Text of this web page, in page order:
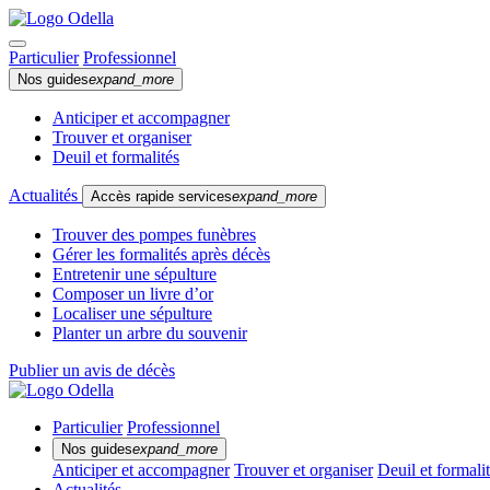
Particulier Professionnel
Nos guidesexpand_more
Anticiper et accompagner
Trouver et organiser
Deuil et formalités
Actualités Accès rapide servicesexpand_more
Trouver des pompes funèbres
Gérer les formalités après décès
Entretenir une sépulture
Composer un livre d’or
Localiser une sépulture
Planter un arbre du souvenir
Publier un avis de décès
Particulier Professionnel
Nos guidesexpand_more
Anticiper et accompagner Trouver et organiser Deuil et